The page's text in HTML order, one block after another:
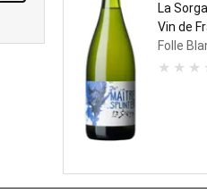
La Sorga
Vin de
Folle